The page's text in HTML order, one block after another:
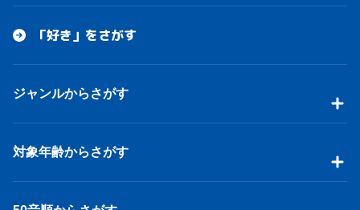
「好き」をさがす
ジャンルからさがす
対象年齢からさがす